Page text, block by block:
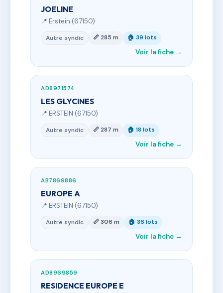
JOELINE
📍 Erstein (67150)
Autre syndic 📏 285 m 🏠 39 lots
Voir la fiche →
AD8971574
LES GLYCINES
📍 ERSTEIN (67150)
Autre syndic 📏 287 m 🏠 18 lots
Voir la fiche →
AB7869886
EUROPE A
📍 ERSTEIN (67150)
Autre syndic 📏 306 m 🏠 36 lots
Voir la fiche →
AD8969859
RESIDENCE EUROPE E